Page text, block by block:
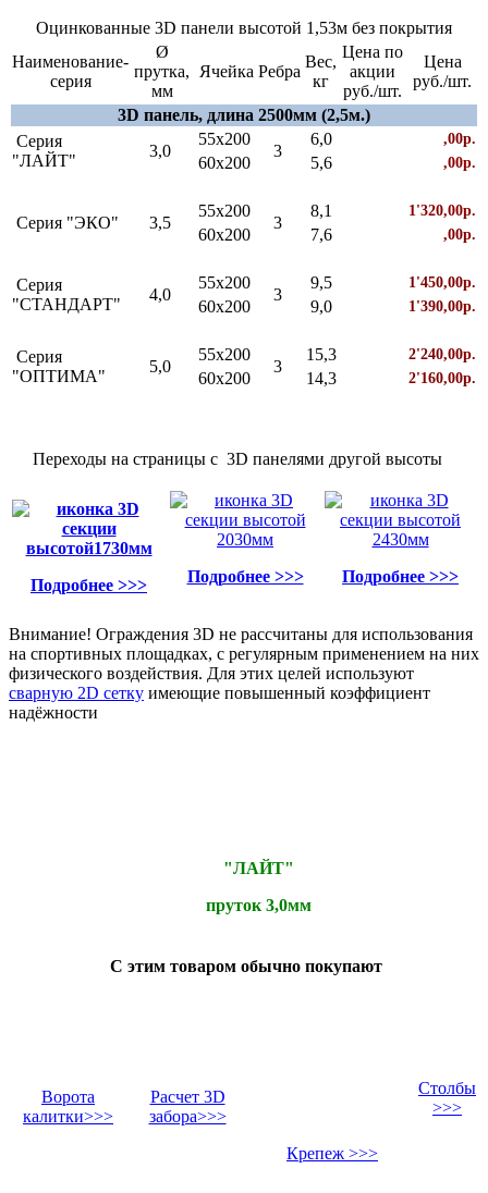
Оцинкованные 3D панели высотой 1,53м без покрытия
Наименование-
серия
Ø
прутка,
мм
Ячейка Ребра
Вес,
кг
Цена по
акции
руб./шт.
Цена
руб./шт.
3D панель, длина 2500мм (2,5м.)
Серия
"ЛАЙТ"
3,0
55х200
3
6,0 ,00р.
60х200 5,6 ,00р.
Серия "ЭКО" 3,5
55х200
3
8,1 1'320,00р.
60х200 7,6 ,00р.
Серия
"СТАНДАРТ"
4,0
55х200
3
9,5 1'450,00р.
60х200 9,0 1'390,00р.
Серия
"ОПТИМА"
5,0
55х200
3
15,3 2'240,00р.
60х200 14,3 2'160,00р.
Переходы на страницы с 3D панелями другой высоты
Подробнее >>> Подробнее >>> Подробнее >>>
Внимание! Ограждения 3D не рассчитаны для использования
на спортивных площадках, с регулярным применением на них
физического воздействия. Для этих целей используют
сварную 2D сетку имеющие повышенный коэффициент
надёжности
"ЛАЙТ"
пруток 3,0мм
С этим товаром обычно покупают
Ворота
калитки>>>
Расчет 3D
забора>>>
Крепеж >>>
Столбы
>>>